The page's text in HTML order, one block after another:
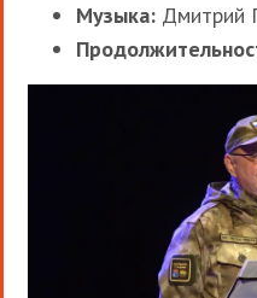
Музыка: Дмитрий